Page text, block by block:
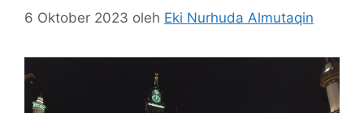
6 Oktober 2023 oleh Eki Nurhuda Almutaqin